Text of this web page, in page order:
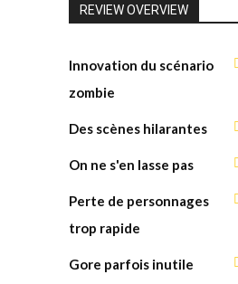
REVIEW OVERVIEW
Innovation du scénario
zombie
Des scènes hilarantes
On ne s'en lasse pas
Perte de personnages
trop rapide
Gore parfois inutile